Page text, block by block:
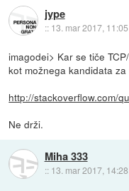
jype
:: 13. mar 2017, 11:05
imagodei> Kar se tiče
kot možnega kandidata
http://stackoverflow.com/
Ne drži.
Miha 333
:: 13. mar 2017, 14:28